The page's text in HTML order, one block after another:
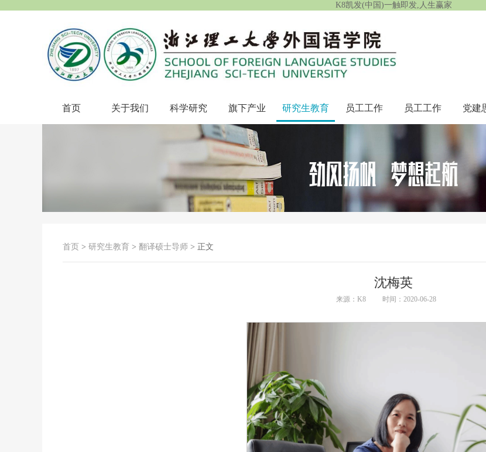
K8凯发(中国)一触即发,人生赢家
首页 关于我们 科学研究 旗下产业 研究生教育 员工工作 员工工作 党建
首页 > 研究生教育 > 翻译硕士导师 > 正文
沈梅英
来源：K8 时间：2020-06-28